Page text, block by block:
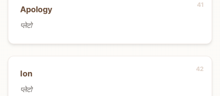
Apology
प्लेटो
Ion
प्लेटो